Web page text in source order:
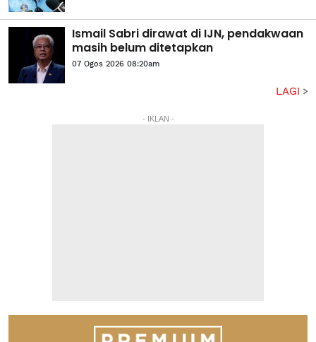
Ismail Sabri dirawat di IJN, pendakwaan
masih belum ditetapkan
07 Ogos 2026 08:20am
LAGI
- IKLAN -